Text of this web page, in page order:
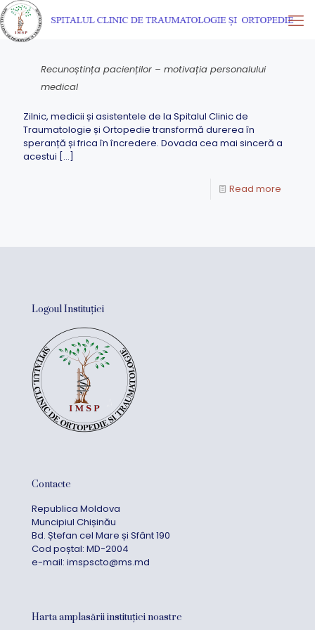
Recunoștința pacienților – motivația personalului
medical
Zilnic, medicii și asistentele de la Spitalul Clinic de
Traumatologie și Ortopedie transformă durerea în
speranță și frica în încredere. Dovada cea mai sinceră a
acestui […]
Read more
Logoul Instituției
Contacte
Republica Moldova
Muncipiul Chișinău
Bd. Ștefan cel Mare și Sfânt 190
Cod poștal: MD-2004
e-mail: imspscto@ms.md
Harta amplasării instituției noastre